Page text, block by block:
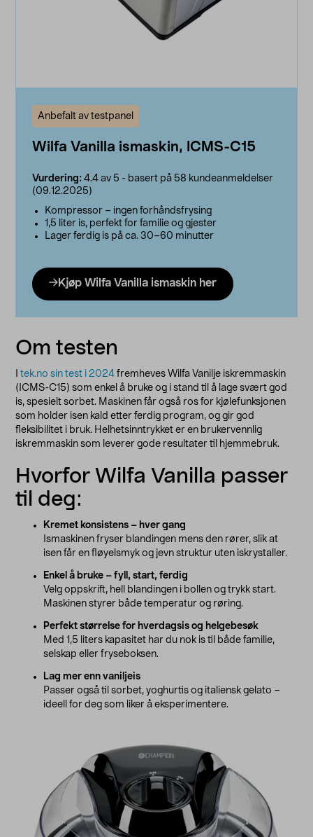
Anbefalt av testpanel
Wilfa Vanilla ismaskin, ICMS-C15
Vurdering: 4.4 av 5 - basert på 58 kundeanmeldelser
(09.12.2025)
Kompressor – ingen forhåndsfrysing
1,5 liter is, perfekt for familie og gjester
Lager ferdig is på ca. 30–60 minutter
Kjøp Wilfa Vanilla ismaskin her
Om testen
tek.no sin test i 2024 fremheves Wilfa Vanilje iskremmaskin
(ICMS-C15) som enkel å bruke og i stand til å lage svært god
is, spesielt sorbet. Maskinen får også ros for kjølefunksjonen
som holder isen kald etter ferdig program, og gir god
fleksibilitet i bruk. Helhetsinntrykket er en brukervennlig
iskremmaskin som leverer gode resultater til hjemmebruk.
Hvorfor Wilfa Vanilla passer
til deg:
Kremet konsistens – hver gang
Ismaskinen fryser blandingen mens den rører, slik at
isen får en fløyelsmyk og jevn struktur uten iskrystaller.
Enkel å bruke – fyll, start, ferdig
Velg oppskrift, hell blandingen i bollen og trykk start.
Maskinen styrer både temperatur og røring.
Perfekt størrelse for hverdagsis og helgebesøk
Med 1,5 liters kapasitet har du nok is til både familie,
selskap eller fryseboksen.
Lag mer enn vaniljeis
Passer også til sorbet, yoghurtis og italiensk gelato –
ideell for deg som liker å eksperimentere.